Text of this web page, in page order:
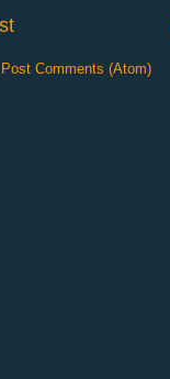
Post Comments (Atom)